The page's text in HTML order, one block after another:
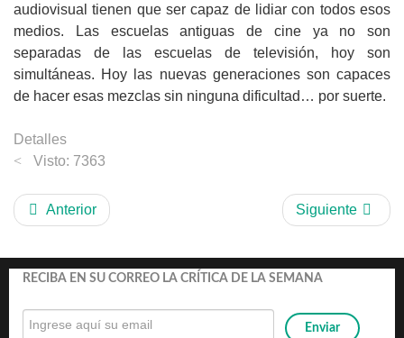
audiovisual tienen que ser capaz de lidiar con todos esos
medios. Las escuelas antiguas de cine ya no son
separadas de las escuelas de televisión, hoy son
simultáneas. Hoy las nuevas generaciones son capaces
de hacer esas mezclas sin ninguna dificultad… por suerte.
Detalles
Visto: 7363
Anterior Siguiente
RECIBA EN SU CORREO LA CRÍTICA DE LA SEMANA